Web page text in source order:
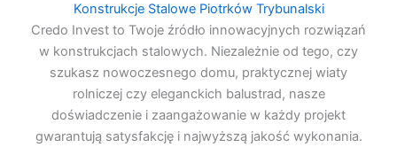
Konstrukcje Stalowe Piotrków Trybunalski
Credo Invest to Twoje źródło innowacyjnych rozwiązań
w konstrukcjach stalowych. Niezależnie od tego, czy
szukasz nowoczesnego domu, praktycznej wiaty
rolniczej czy eleganckich balustrad, nasze
doświadczenie i zaangażowanie w każdy projekt
gwarantują satysfakcję i najwyższą jakość wykonania.